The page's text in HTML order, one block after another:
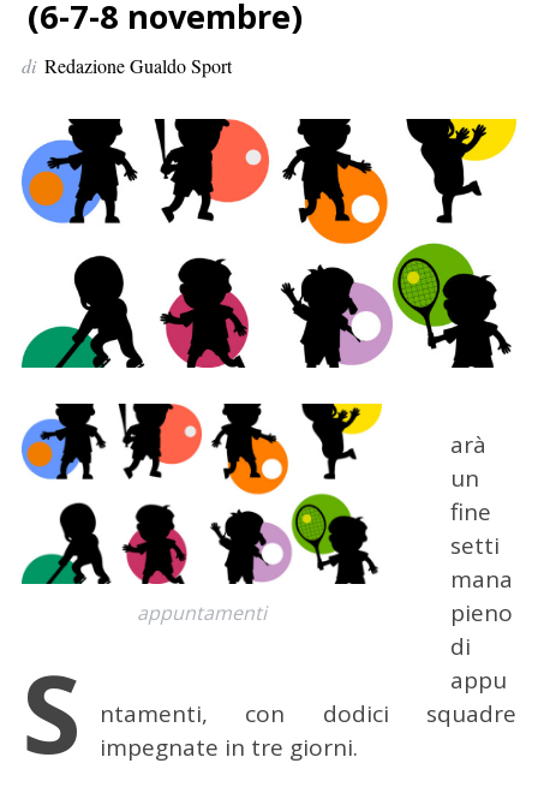
e
r
(6-7-8 novembre)
di Redazione Gualdo Sport
appuntamenti
S
arà
un
fine
setti
mana
pieno
di
appu
ntamenti, con dodici squadre
impegnate in tre giorni.